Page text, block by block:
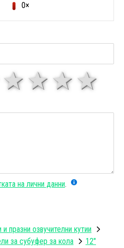
0×
4
3
звезди
1 звезда
на лични данни.
празни озвучителни кутии
за субуфер за кола
12"